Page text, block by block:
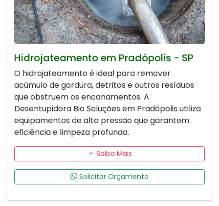
Hidrojateamento em Pradópolis - SP
O hidrojateamento é ideal para remover
acúmulo de gordura, detritos e outros resíduos
que obstruem os encanamentos. A
Desentupidora Bio Soluções em Pradópolis utiliza
equipamentos de alta pressão que garantem
eficiência e limpeza profunda.
Saiba Mais
Solicitar Orçamento